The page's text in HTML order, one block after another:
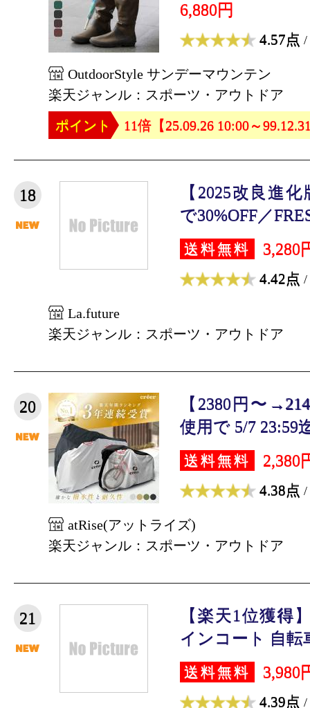
6,880円
4.57点 /
OutdoorStyle サンデーマウンテン
楽天ジャンル：スポーツ・アウトドア
ポイント
11倍【25.09.26 10:00～
18
【2025改良進
で30%OFF／
送料無料 3,280
4.42点 /
La.future
楽天ジャンル：スポーツ・アウトドア
20
【2380円〜
使用で 5/7 23:59
送料無料 2,380
4.38点 /
atRise(アットライズ)
楽天ジャンル：スポーツ・アウトドア
21
【楽天1位獲得
インコート 自転
送料無料 3,980
4.39点 /